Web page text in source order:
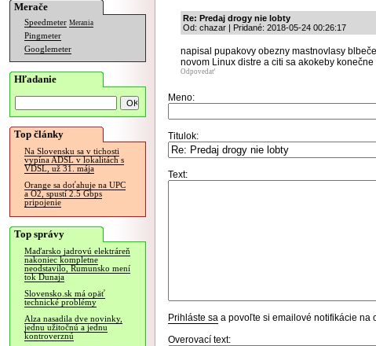
Merače
Speedmeter Merania
Pingmeter
Googlemeter
Hľadanie
Top články
Na Slovensku sa v tichosti
vypína ADSL v lokalitách s
VDSL, už 31. mája
Orange sa doťahuje na UPC
a O2, spustí 2.5 Gbps
pripojenie
Top správy
Maďarsko jadrovú elektráreň
nakoniec kompletne
neodstavilo, Rumunsko mení
tok Dunaja
Slovensko.sk má opäť
technické problémy
Alza nasadila dve novinky,
jednu užitočnú a jednu
kontroverznú
Re: Predaj drogy nie lobty
Od: chazar | Pridané: 2018-05-24 00:26:17
napisal pupakovy obezny mastnovlasy
novom Linux distre a citi sa akokeby
Odpovedať
Meno:
Titulok:
Text:
Prihláste sa a povoľte si emailové notifikácie na
Overovací text: